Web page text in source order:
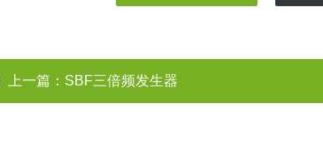
上一篇： SBF三倍频发生器